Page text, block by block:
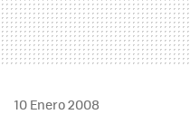
10 Enero 2008